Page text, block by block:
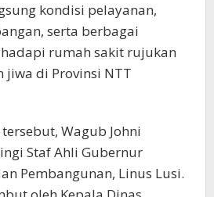
kondisi pelayanan,
serta berbagai
rumah sakit rujukan
jiwa di Provinsi NTT
Wagub Johni
Staf Ahli Gubernur
Pembangunan, Linus Lusi.